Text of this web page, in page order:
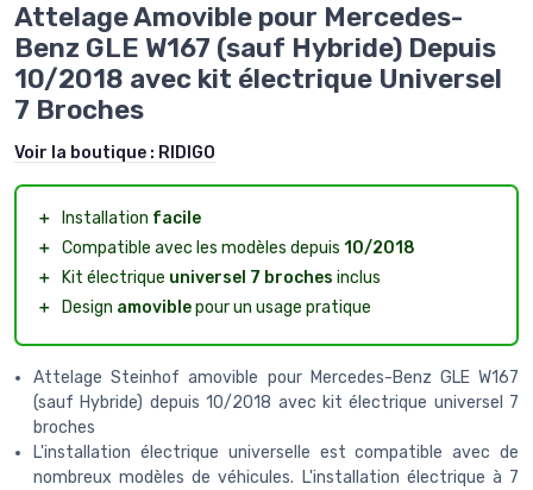
Attelage Amovible pour Mercedes-
Benz GLE W167 (sauf Hybride) Depuis
10/2018 avec kit électrique Universel
7 Broches
Voir la boutique : RIDIGO
＋ Installation facile
＋ Compatible avec les modèles depuis 10/2018
＋
Kit électrique universel 7 broches inclus
＋
Design amoviblepour un usage pratique
Attelage Steinhof amovible pour Mercedes-Benz GLE W167
(sauf Hybride) depuis 10/2018 avec kit électrique universel 7
broches
L'installation électrique universelle est compatible avec de
nombreux modèles de véhicules. L'installation électrique à 7